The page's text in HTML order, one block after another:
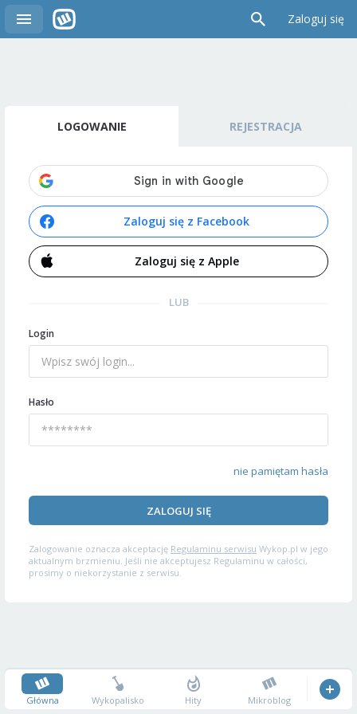
Zaloguj się
LOGOWANIE REJESTRACJA
Zaloguj się z Facebook
Zaloguj się z Apple
LUB
Login
Hasło
nie pamiętam hasła
ZALOGUJ SIĘ
Zalogowanie oznacza akceptację Regulaminu serwisu Wykop.pl w jego
aktualnym brzmieniu. Jeśli nie akceptujesz Regulaminu w całości,
prosimy o niekorzystanie z serwisu.
Główna Wykopalisko Hity Mikroblog